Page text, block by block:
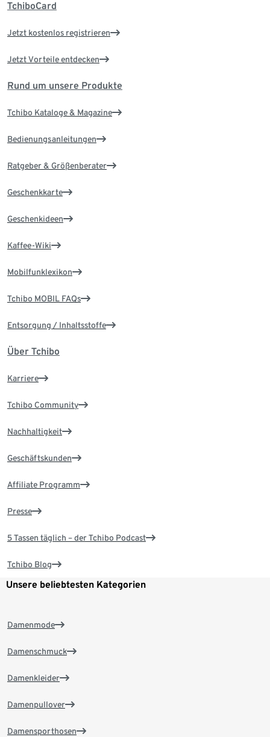
TchiboCard
Jetzt kostenlos registrieren
Jetzt Vorteile entdecken
Rund um unsere Produkte
Tchibo Kataloge & Magazine
Bedienungsanleitungen
Ratgeber & Größenberater
Geschenkkarte
Geschenkideen
Kaffee-Wiki
Mobilfunklexikon
Tchibo MOBIL FAQs
Entsorgung / Inhaltsstoffe
Über Tchibo
Karriere
Tchibo Community
Nachhaltigkeit
Geschäftskunden
Affiliate Programm
Presse
5 Tassen täglich – der Tchibo Podcast
Tchibo Blog
Unsere beliebtesten Kategorien
Damenmode
Damenschmuck
Damenkleider
Damenpullover
Damensporthosen